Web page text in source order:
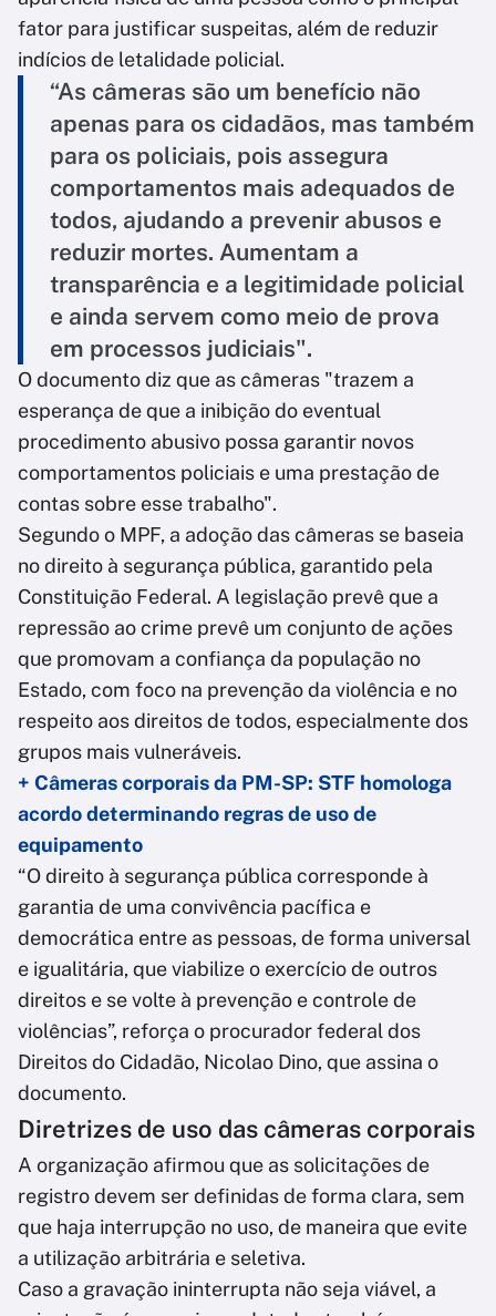
fator para justificar suspeitas, além de reduzir
indícios de letalidade policial.
“As câmeras são um benefício não
apenas para os cidadãos, mas também
para os policiais, pois assegura
comportamentos mais adequados de
todos, ajudando a prevenir abusos e
reduzir mortes. Aumentam a
transparência e a legitimidade policial
e ainda servem como meio de prova
em processos judiciais".
O documento diz que as câmeras "trazem a
esperança de que a inibição do eventual
procedimento abusivo possa garantir novos
comportamentos policiais e uma prestação de
contas sobre esse trabalho".
Segundo o MPF, a adoção das câmeras se baseia
no direito à segurança pública, garantido pela
Constituição Federal. A legislação prevê que a
repressão ao crime prevê um conjunto de ações
que promovam a confiança da população no
Estado, com foco na prevenção da violência e no
respeito aos direitos de todos, especialmente dos
grupos mais vulneráveis.
+ Câmeras corporais da PM-SP: STF homologa
acordo determinando regras de uso de
equipamento
“O direito à segurança pública corresponde à
garantia de uma convivência pacífica e
democrática entre as pessoas, de forma universal
e igualitária, que viabilize o exercício de outros
direitos e se volte à prevenção e controle de
violências”, reforça o procurador federal dos
Direitos do Cidadão, Nicolao Dino, que assina o
documento.
Diretrizes de uso das câmeras corporais
A organização afirmou que as solicitações de
registro devem ser definidas de forma clara, sem
que haja interrupção no uso, de maneira que evite
a utilização arbitrária e seletiva.
Caso a gravação ininterrupta não seja viável, a